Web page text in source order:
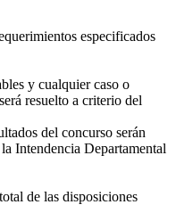
especificados
y cualquier caso o
resuelto a criterio del
del concurso serán
Intendencia Departamental
de las disposiciones